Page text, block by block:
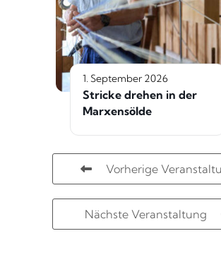
1. September 2026
Stricke drehen in der
Marxensölde
Vorherige
Nächste Veranstaltung